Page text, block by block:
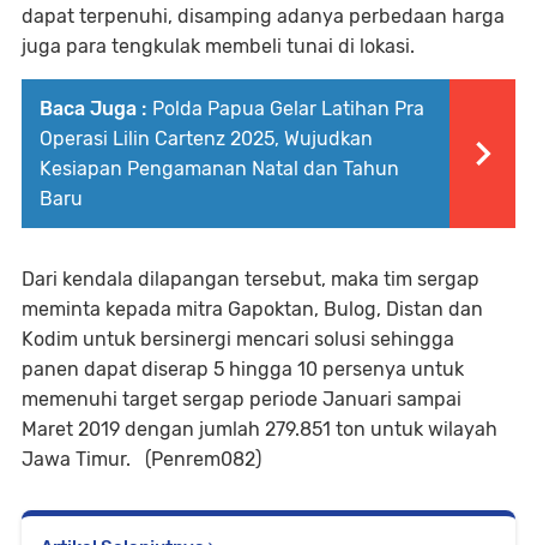
dapat terpenuhi, disamping adanya perbedaan harga
juga para tengkulak membeli tunai di lokasi.
Baca Juga : Polda Papua Gelar Latihan Pra
Operasi Lilin Cartenz 2025, Wujudkan
Kesiapan Pengamanan Natal dan Tahun
Baru
Dari kendala dilapangan tersebut, maka tim sergap
meminta kepada mitra Gapoktan, Bulog, Distan dan
Kodim untuk bersinergi mencari solusi sehingga
panen dapat diserap 5 hingga 10 persenya untuk
memenuhi target sergap periode Januari sampai
Maret 2019 dengan jumlah 279.851 ton untuk wilayah
Jawa Timur. (Penrem082)